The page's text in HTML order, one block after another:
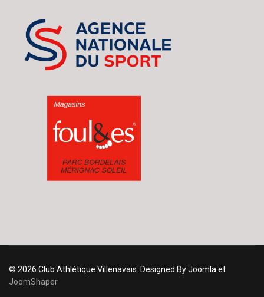
© 2026 Club Athlétique Villenavais. Designed By Joomla et
JoomShaper